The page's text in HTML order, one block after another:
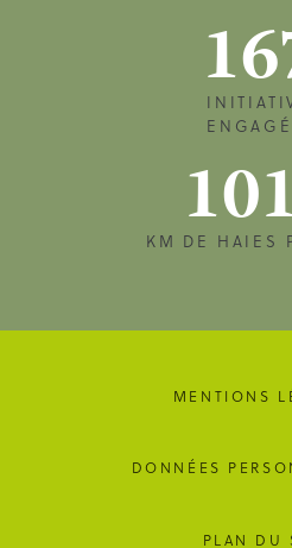
KM DE HAIES
MENTIONS
DONNÉES
PLAN DU